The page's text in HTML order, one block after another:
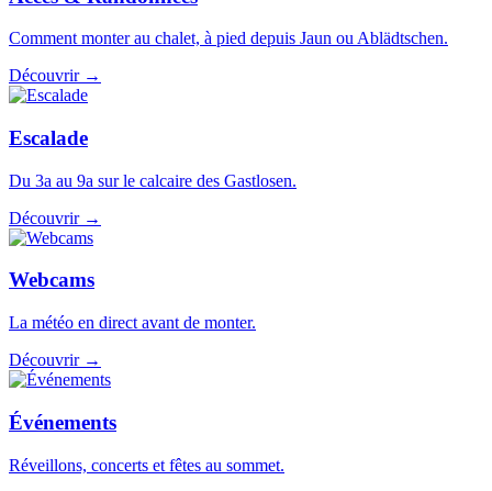
Comment monter au chalet, à pied depuis Jaun ou Ablädtschen.
Découvrir →
Escalade
Du 3a au 9a sur le calcaire des Gastlosen.
Découvrir →
Webcams
La météo en direct avant de monter.
Découvrir →
Événements
Réveillons, concerts et fêtes au sommet.